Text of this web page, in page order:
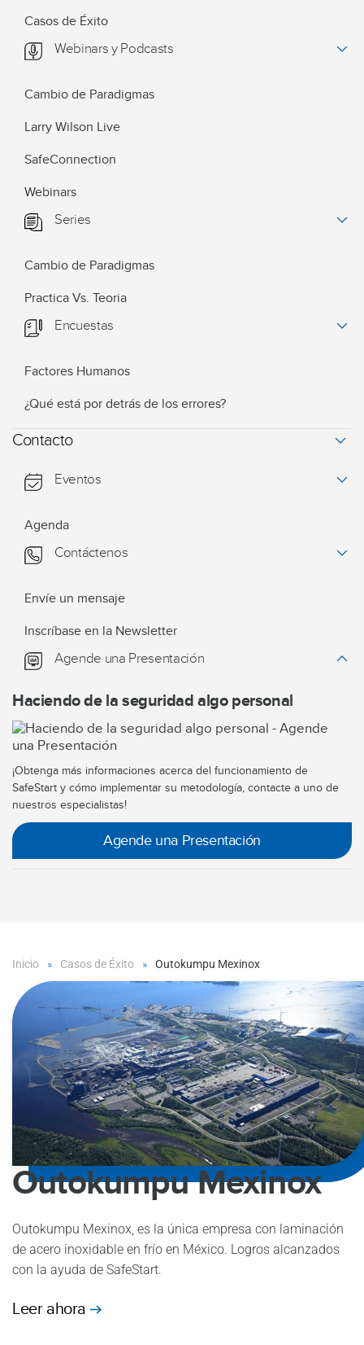
Casos de Éxito
Webinars y Podcasts
Cambio de Paradigmas
Larry Wilson Live
SafeConnection
Webinars
Series
Cambio de Paradigmas
Practica Vs. Teoria
Encuestas
Factores Humanos
¿Qué está por detrás de los errores?
Contacto
Eventos
Agenda
Contáctenos
Envíe un mensaje
Inscríbase en la Newsletter
Agende una Presentación
Haciendo de la seguridad algo personal
¡Obtenga más informaciones acerca del funcionamiento de
SafeStart y cómo implementar su metodología, contacte a uno de
nuestros especialistas!
Agende una Presentación
Inicio Casos de Éxito Outokumpu Mexinox
Outokumpu Mexinox
Outokumpu Mexinox, es la única empresa con laminación
de acero inoxidable en frío en México. Logros alcanzados
con la ayuda de SafeStart.
Leer ahora